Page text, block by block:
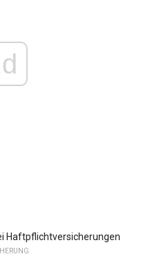
Haftpflichtversicherungen